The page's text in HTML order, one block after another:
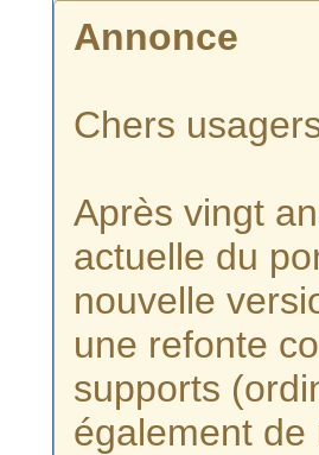
Annonce
Chers
Après vingt
actuelle du
nouvelle
une refonte
supports
également